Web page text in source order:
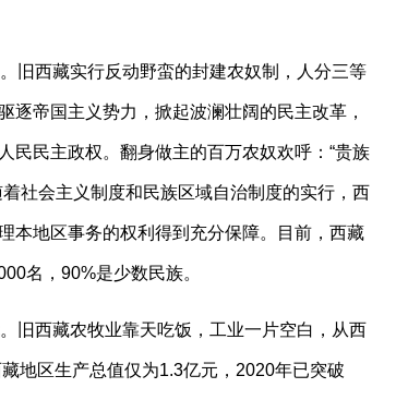
旧西藏实行反动野蛮的封建农奴制，人分三等
逐帝国主义势力，掀起波澜壮阔的民主改革，
民民主政权。翻身做主的百万农奴欢呼：“贵族
社会主义制度和民族区域自治制度的实行，西
本地区事务的权利得到充分保障。目前，西藏
名，90%是少数民族。
旧西藏农牧业靠天吃饭，工业一片空白，从西
地区生产总值仅为1.3亿元，2020年已突破